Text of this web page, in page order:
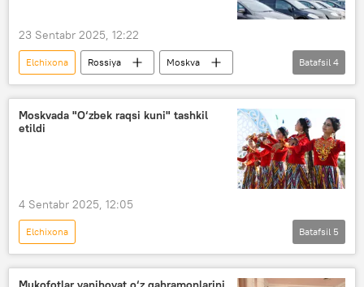
23 Sentabr 2025, 12:22
Elchixona Rossiya
Moskva
Migratsiya
migrantlar
Migratsiya agentligi
Tashqi mehnat migratsiyasi agentligi
Batafsil 4
Moskvada "O‘zbek raqsi kuni" tashkil
etildi
4 Sentabr 2025, 12:05
Elchixona
Xalq xo‘jaligi yutuqlari ko‘rgazmasi (VDNX)
O‘zbekiston
Madaniyat
Batafsil 5